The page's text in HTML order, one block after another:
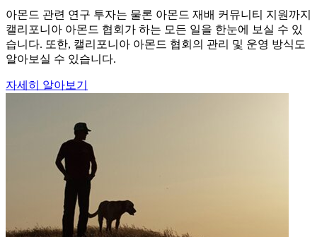
아몬드 관련 연구 투자는 물론 아몬드 재배 커뮤니티 지원까지
캘리포니아 아몬드 협회가 하는 모든 일을 한눈에 보실 수 있
습니다. 또한, 캘리포니아 아몬드 협회의 관리 및 운영 방식도
알아보실 수 있습니다.
자세히 알아보기